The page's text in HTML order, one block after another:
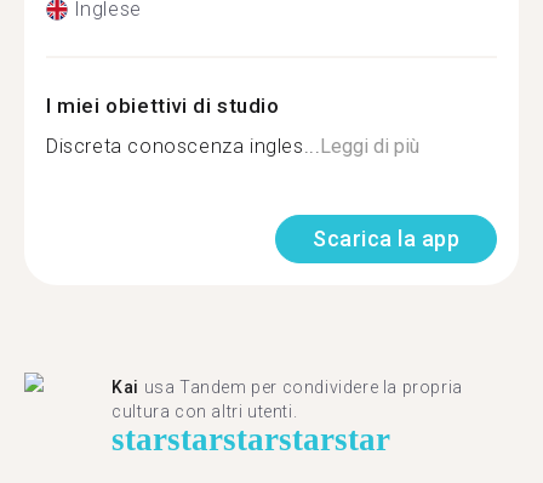
Inglese
I miei obiettivi di studio
Discreta conoscenza ingles...Leggi di più
Scarica la app
Kai usa Tandem per condividere la propria
cultura con altri utenti.
starstarstarstarstar